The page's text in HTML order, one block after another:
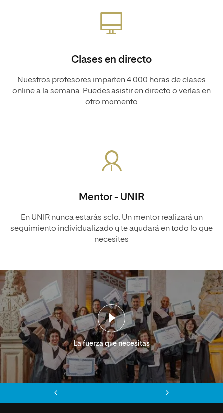
Clases en directo
Nuestros profesores imparten 4.000 horas de clases
online a la semana. Puedes asistir en directo o verlas en
otro momento
Mentor - UNIR
En UNIR nunca estarás solo. Un mentor realizará un
seguimiento individualizado y te ayudará en todo lo que
necesites
La fuerza que necesitas